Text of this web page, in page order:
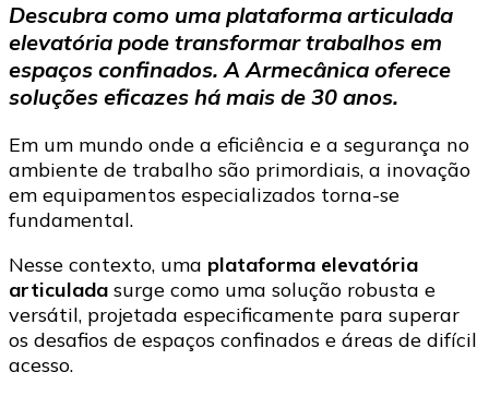
solução
ideal
para
espaços
e
difíceis
Descubra como uma plataforma articulada
elevatória pode transformar trabalhos em
espaços confinados. A Armecânica oferece
soluções eficazes há mais de 30 anos.
Em um mundo onde a eficiência e a segurança no
ambiente de trabalho são primordiais, a inovação
em equipamentos especializados torna-se
fundamental.
Nesse contexto, uma plataforma elevatória
articulada surge como uma solução robusta e
versátil, projetada especificamente para superar
os desafios de espaços confinados e áreas de difícil
acesso.